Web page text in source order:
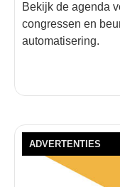
Bekijk de agenda
congressen en
automatisering.
ADVERTENTIES